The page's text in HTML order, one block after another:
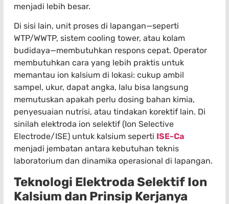
menjadi lebih besar.
Di sisi lain, unit proses di lapangan—seperti
WTP/WWTP, sistem cooling tower, atau kolam
budidaya—membutuhkan respons cepat. Operator
membutuhkan cara yang lebih praktis untuk
memantau ion kalsium di lokasi: cukup ambil
sampel, ukur, dapat angka, lalu bisa langsung
memutuskan apakah perlu dosing bahan kimia,
penyesuaian nutrisi, atau tindakan korektif lain. Di
sinilah elektroda ion selektif (Ion Selective
Electrode/ISE) untuk kalsium seperti ISE-Ca
menjadi jembatan antara kebutuhan teknis
laboratorium dan dinamika operasional di lapangan.
Teknologi Elektroda Selektif Ion
Kalsium dan Prinsip Kerjanya